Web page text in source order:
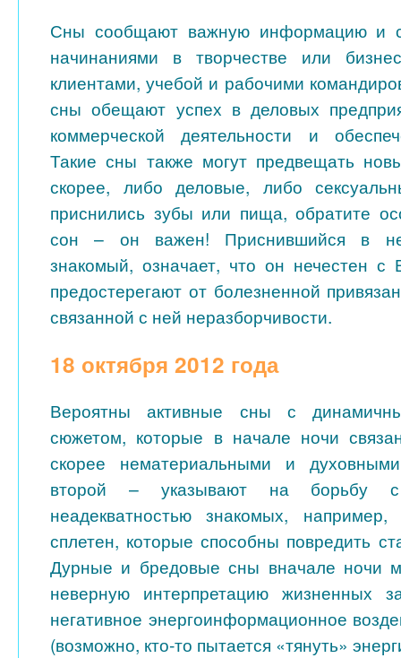
Сны сообщают важную информацию и
начинаниями в творчестве или
клиентами, учебой и рабочими
сны обещают успех в деловых
коммерческой деятельности и
Такие сны также могут предвещать
скорее, либо деловые, либо
приснились зубы или пища, обратите
сон – он важен! Приснившийся в
знакомый, означает, что он нечестен
предостерегают от болезненной
связанной с ней неразборчивости.
18 октября 2012 года
Вероятны активные сны с
сюжетом, которые в начале ночи
скорее нематериальными и
второй – указывают на борьбу
неадекватностью знакомых,
сплетен, которые способны повредить
Дурные и бредовые сны вначале ночи
неверную интерпретацию жизненных
негативное энергоинформационное
(возможно, кто-то пытается «тянуть»